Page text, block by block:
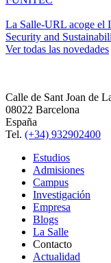
La Salle-URL acoge el
Security and
Ver todas las novedades
Calle de Sant Joan de
08022 Barcelona
España
Tel. (+34) 932902400
Estudios
Admisiones
Campus
Investigación
Empresa
Blogs
La Salle
Contacto
Actualidad